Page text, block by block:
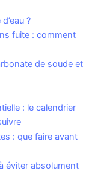
?
fuite : comment
de soude et
: le calendrier
: que faire avant
éviter absolument